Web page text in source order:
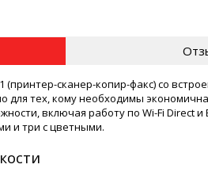
сканер-копир-факс) cо
для тех, кому необходимы
включая работу по Wi-Fi Direct и
и три с цветными.